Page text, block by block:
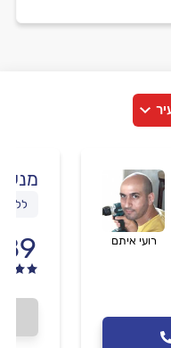
רועי איתם
ללא